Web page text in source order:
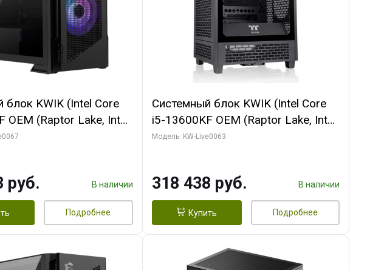
блок KWIK (Intel Core
OEM (Raptor Lake, Intel
6PC/ 64 ГБ ОЗУ/ Palit
руб. В наличии
Подробнее
Системный блок KWIK (Intel Core
i5-13600KF OEM (Raptor Lake, Intel
7, C14 8EC/6PC/ 64 ГБ ОЗУ/ MSI
SSD)
Модель: KW-Live0063
318 438 руб. В наличии
Купить Подробнее